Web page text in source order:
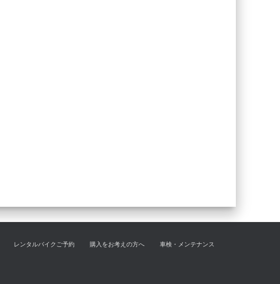
レンタルバイクご予約 購入をお考えの方へ 車検・メンテナンス